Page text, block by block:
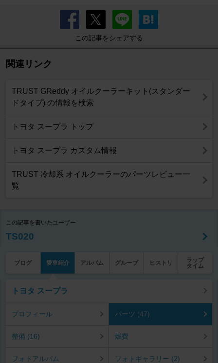
この記事をシェアする
関連リンク
TRUST GReddy オイルクーラーキット(スタンダー
ドタイプ) の情報を検索
トヨタ スープラ トップ
トヨタ スープラ カスタム情報
TRUST 冷却系 オイルクーラーのパーツレビュー一
覧
この記事を書いたユーザー
TS020
ブログ 愛車紹介 アルバム グループ ヒストリ
ラップ
タイム
トヨタ スープラ
プロフィール パーツ (47)
整備 (16) 燃費
フォトアルバム フォトギャラリー (2)